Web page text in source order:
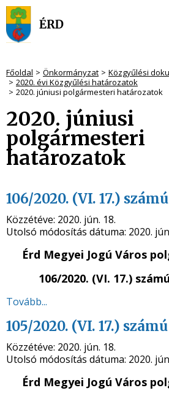
Főoldal Önkormányzat Közgyűlési
2020. évi Közgyűlési határozatok
2020. júniusi polgármesteri határozatok
2020. júniusi
polgármesteri
határozatok
106/2020. (VI. 17.)
Közzétéve: 2020. jún. 18.
Utolsó módosítás dátuma: 2020.
Érd Megyei Jogú Város
106/2020. (VI. 17.)
Tovább...
105/2020. (VI. 17.)
Közzétéve: 2020. jún. 18.
Utolsó módosítás dátuma: 2020.
Érd Megyei Jogú Város